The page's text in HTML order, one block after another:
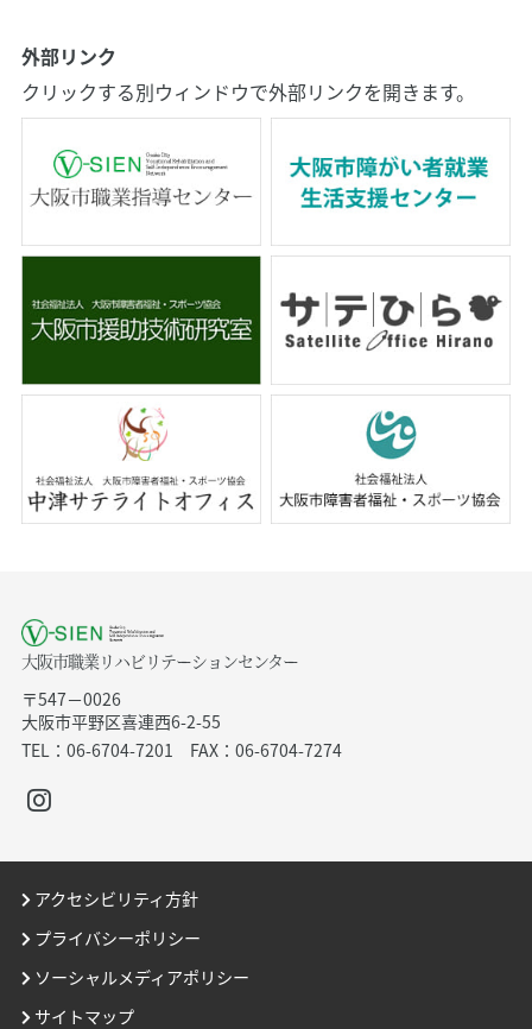
外部リンク
クリックする別ウィンドウで外部リンクを開きます。
大阪市職業リハビリテーションセンター
〒547－0026
大阪市平野区喜連西6-2-55
TEL：06-6704-7201 FAX：06-6704-7274
アクセシビリティ方針
プライバシーポリシー
ソーシャルメディアポリシー
サイトマップ